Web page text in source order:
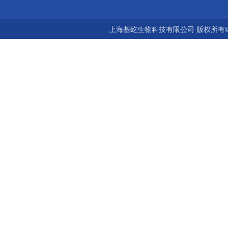
上海基屹生物科技有限公司 版权所